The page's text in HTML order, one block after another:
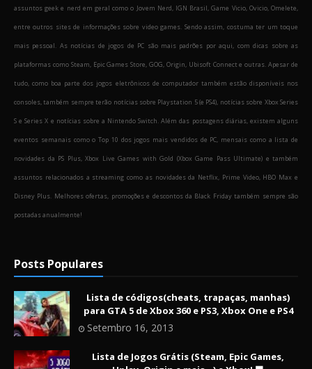
assuntos geek e nerd em geral como o Jovem Nerd, IGN Brasil, Game Vicio, Ovicio, Omelete,
entre outros sites de informações sobre video games. Sendo assim, costuma ter um toque
mais pessoal. As notícias de jogos de PC são mais padrões por aqui, com dicas sobre as
plataformas como Steam, Epic Games Store, GOG, Origin, Ubisoft Connect e outras. Apesar de
tudo, como boa parte dos jogos eletrônicos de computador também estão disponíveis nos
consoles, também sempre terão notícias sobre Playstation 5 (e PS4), notícias sobre Xbox Series
S e Series X e notícias sobre a Nintendo Switch. Além das postagens diárias, existem alguns
eventos semanais como o Top 10 dos jogos mais vendidos de PC, mensais como a lista de
novidades da PS Plus, Xbox Live Games with Gold (Xbox Game Pass Ultimate) e também
assuntos relacionados a streaming como as novidades da Netflix, Prime Video, HBO Max e
Disney Plus. Melhores ofertas, promoções e descontos da Black Friday também sempre são
postadas anualmente!
Posts Populares
Lista de códigos(cheats, trapaças, manhas)
para GTA 5 de Xbox 360 e PS3, Xbox One e PS4
Setembro 16, 2013
Lista de Jogos Grátis (Steam, Epic Games,